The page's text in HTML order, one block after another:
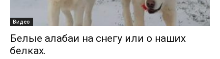
Видео
Белые алабаи на снегу или о наших
белках.